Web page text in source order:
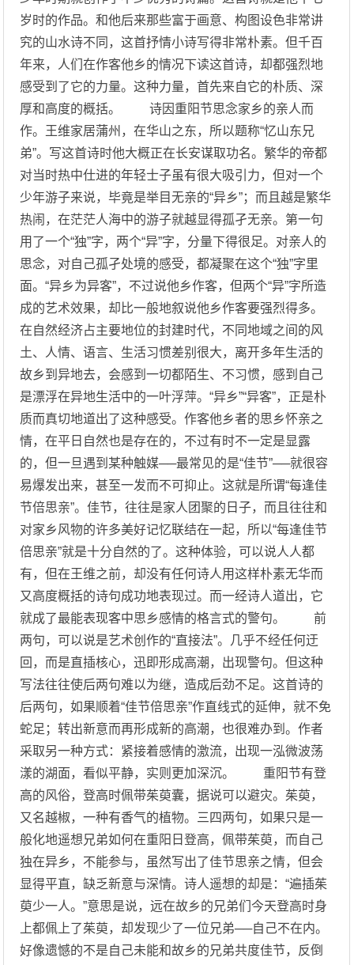
岁时的作品。和他后来那些富于画意、构图设色非常讲
究的山水诗不同，这首抒情小诗写得非常朴素。但千百
年来，人们在作客他乡的情况下读这首诗，却都强烈地
感受到了它的力量。这种力量，首先来自它的朴质、深
厚和高度的概括。 诗因重阳节思念家乡的亲人而
作。王维家居蒲州，在华山之东，所以题称“忆山东兄
弟”。写这首诗时他大概正在长安谋取功名。繁华的帝都
对当时热中仕进的年轻士子虽有很大吸引力，但对一个
少年游子来说，毕竟是举目无亲的“异乡”；而且越是繁华
热闹，在茫茫人海中的游子就越显得孤孑无亲。第一句
用了一个“独”字，两个“异”字，分量下得很足。对亲人的
思念，对自己孤孑处境的感受，都凝聚在这个“独”字里
面。“异乡为异客”，不过说他乡作客，但两个“异”字所造
成的艺术效果，却比一般地叙说他乡作客要强烈得多。
在自然经济占主要地位的封建时代，不同地域之间的风
土、人情、语言、生活习惯差别很大，离开多年生活的
故乡到异地去，会感到一切都陌生、不习惯，感到自己
是漂浮在异地生活中的一叶浮萍。“异乡”“异客”，正是朴
质而真切地道出了这种感受。作客他乡者的思乡怀亲之
情，在平日自然也是存在的，不过有时不一定是显露
的，但一旦遇到某种触媒──最常见的是“佳节”──就很容
易爆发出来，甚至一发而不可抑止。这就是所谓“每逢佳
节倍思亲”。佳节，往往是家人团聚的日子，而且往往和
对家乡风物的许多美好记忆联结在一起，所以“每逢佳节
倍思亲”就是十分自然的了。这种体验，可以说人人都
有，但在王维之前，却没有任何诗人用这样朴素无华而
又高度概括的诗句成功地表现过。而一经诗人道出，它
就成了最能表现客中思乡感情的格言式的警句。 前
两句，可以说是艺术创作的“直接法”。几乎不经任何迂
回，而是直插核心，迅即形成高潮，出现警句。但这种
写法往往使后两句难以为继，造成后劲不足。这首诗的
后两句，如果顺着“佳节倍思亲”作直线式的延伸，就不免
蛇足；转出新意而再形成新的高潮，也很难办到。作者
采取另一种方式：紧接着感情的激流，出现一泓微波荡
漾的湖面，看似平静，实则更加深沉。 重阳节有登
高的风俗，登高时佩带茱萸囊，据说可以避灾。茱萸，
又名越椒，一种有香气的植物。三四两句，如果只是一
般化地遥想兄弟如何在重阳日登高，佩带茱萸，而自己
独在异乡，不能参与，虽然写出了佳节思亲之情，但会
显得平直，缺乏新意与深情。诗人遥想的却是：“遍插茱
萸少一人。”意思是说，远在故乡的兄弟们今天登高时身
上都佩上了茱萸，却发现少了一位兄弟──自己不在内。
好像遗憾的不是自己未能和故乡的兄弟共度佳节，反倒